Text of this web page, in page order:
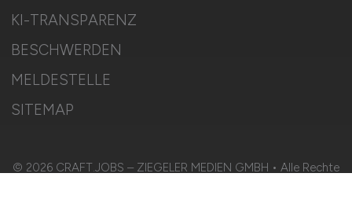
KI-TRANSPARENZ
BESCHWERDEN
MELDESTELLE
SITEMAP
© 2026 CRAFT.JOBS – ZIEGELER MEDIEN GMBH • Alle Rechte